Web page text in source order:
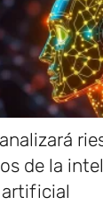
de la
artificial